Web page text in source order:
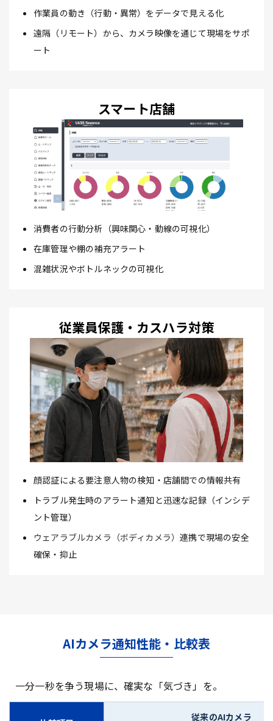
作業員の動き（行動・異常）をデータで見える化
遠隔（リモート）から、カメラ映像を通じて現場をサポ
ート
スマート店舗
消費者の行動分析（興味関心・動線の可視化）
在庫管理や棚の補充アラート
混雑状況やボトルネックの可視化
従業員保護・カスハラ対策
顔認証による要注意人物の検知・店舗間での情報共有
トラブル発生時のアラート通知と迅速な記録（インシデ
ント管理）
ウェアラブルカメラ（ボディカメラ）連携で現場の安全
確保・抑止
AIカメラ通知性能・比較表
一分一秒を争う現場に、確実な「気づき」を。
従来のAIカメラ